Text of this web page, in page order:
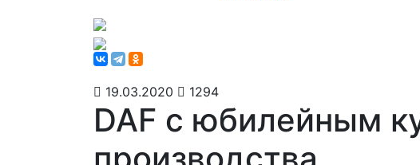
19.03.2020 1294
DAF с юбилейным